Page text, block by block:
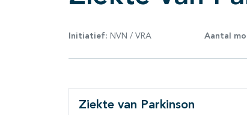
Initiatief: NVN / VRA Aantal
Ziekte van Parkinson